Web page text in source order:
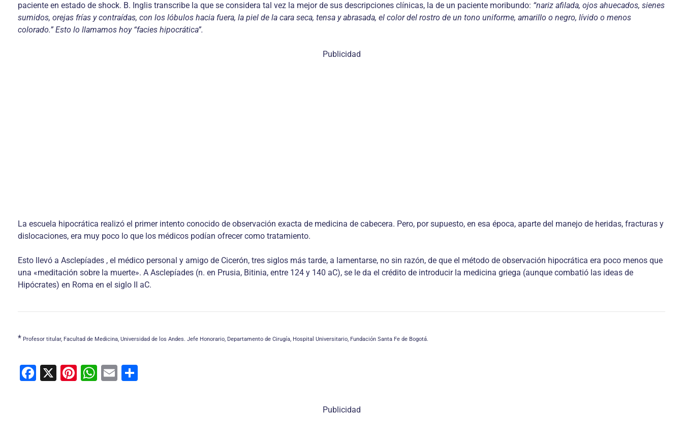
paciente en estado de shock. B. Inglis transcribe la que se considera tal vez la mejor de sus descripciones clínicas, la de un paciente moribundo: “nariz afilada, ojos ahuecados, sienes
sumidos, orejas frías y contraídas, con los lóbulos hacia fuera, la piel de la cara seca, tensa y abrasada, el color del rostro de un tono uniforme, amarillo o negro, lívido o menos
colorado.” Esto lo llamamos hoy “facies hipocrática”.
Publicidad
La escuela hipocrática realizó el primer intento conocido de observación exacta de medicina de cabecera. Pero, por supuesto, en esa época, aparte del manejo de heridas, fracturas y
dislocaciones, era muy poco lo que los médicos podían ofrecer como tratamiento.
Esto llevó a Asclepíades , el médico personal y amigo de Cicerón, tres siglos más tarde, a lamentarse, no sin razón, de que el método de observación hipocrática era poco menos que
una «meditación sobre la muerte». A Asclepíades (n. en Prusia, Bitinia, entre 124 y 140 aC), se le da el crédito de introducir la medicina griega (aunque combatió las ideas de
Hipócrates) en Roma en el siglo II aC.
* Profesor titular, Facultad de Medicina, Universidad de los Andes. Jefe Honorario, Departamento de Cirugía, Hospital Universitario, Fundación Santa Fe de Bogotá.
F
X
Pi W E
Publicidad